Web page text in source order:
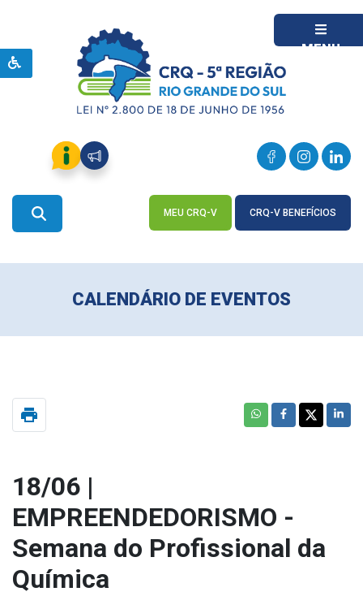
MENU
MEU CRQ-V CRQ-V BENEFÍCIOS
CALENDÁRIO DE EVENTOS
print
18/06 |
EMPREENDEDORISMO -
Semana do Profissional da
Química